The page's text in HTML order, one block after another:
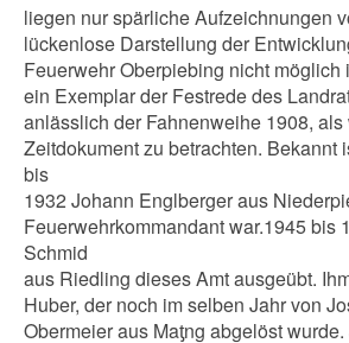
liegen nur spärliche Aufzeichnungen
lückenlose Darstellung der
Feuerwehr Oberpiebing nicht möglich
ein Exemplar der Festrede des
anlässlich der Fahnenweihe 1908,
Zeitdokument zu betrachten. Bekannt
bis
1932 Johann Englberger aus
Feuerwehrkommandant war.1945 bis
Schmid
aus Riedling dieses Amt ausgeübt.
Huber, der noch im selben Jahr von
Obermeier aus Maƫng abgelöst